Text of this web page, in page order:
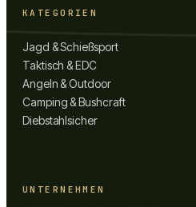
KATEGORIEN
Jagd & Schießsport
Taktisch & EDC
Angeln & Outdoor
Camping & Bushcraft
Diebstahlsicher
UNTERNEHMEN